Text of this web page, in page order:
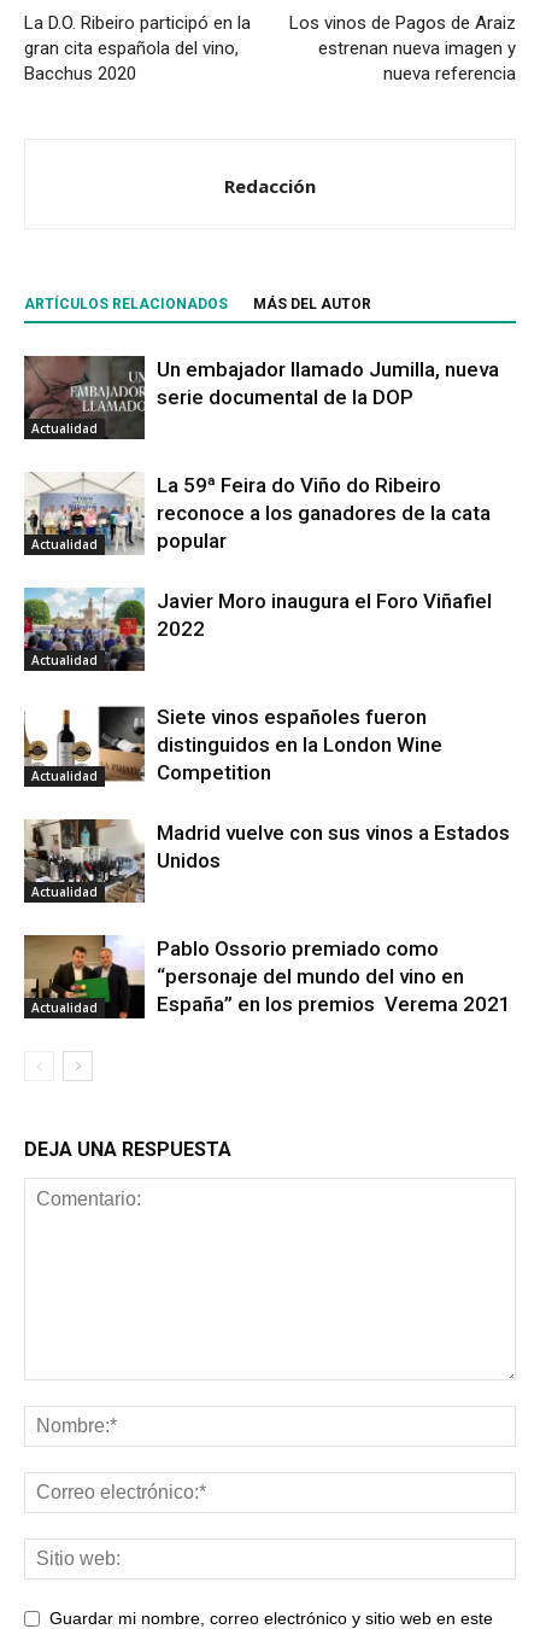
La D.O. Ribeiro participó en la
gran cita española del vino,
Bacchus 2020
Los vinos de Pagos de Araiz
estrenan nueva imagen y
nueva referencia
Redacción
ARTÍCULOS RELACIONADOS MÁS DEL AUTOR
Actualidad
Un embajador llamado Jumilla, nueva
serie documental de la DOP
Actualidad
La 59ª Feira do Viño do Ribeiro
reconoce a los ganadores de la cata
popular
Actualidad
Javier Moro inaugura el Foro Viñafiel
2022
Actualidad
Siete vinos españoles fueron
distinguidos en la London Wine
Competition
Actualidad
Madrid vuelve con sus vinos a Estados
Unidos
Actualidad
Pablo Ossorio premiado como
“personaje del mundo del vino en
España” en los premios Verema 2021
DEJA UNA RESPUESTA
Guardar mi nombre, correo electrónico y sitio web en este